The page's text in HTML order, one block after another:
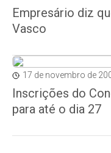
Empresário diz
Vasco
17 de novembro de
Inscrições do
para até o dia 27